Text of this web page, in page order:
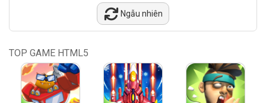
Ngẫu nhiên
TOP GAME HTML5